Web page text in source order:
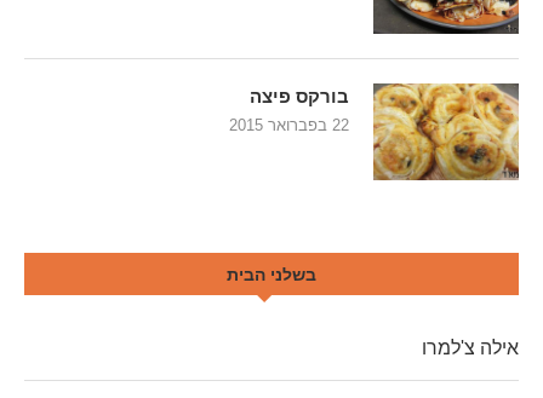
בורקס פיצה
22 בפברואר 2015
בשלני הבית
אילה צ'למרו